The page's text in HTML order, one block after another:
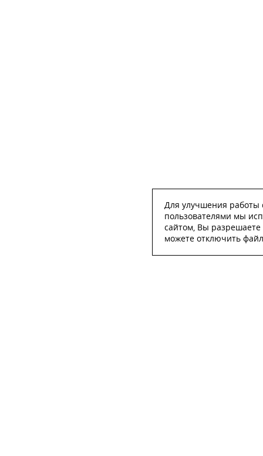
Для улучшения работы
пользователями мы
сайтом, Вы разрешаете
можете отключить